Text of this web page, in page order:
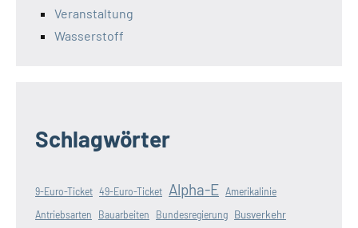
Veranstaltung
Wasserstoff
Schlagwörter
9-Euro-Ticket 49-Euro-Ticket Alpha-E Amerikalinie
Antriebsarten Bauarbeiten Bundesregierung Busverkehr